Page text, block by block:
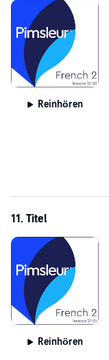
Reinhören
11. Titel
Reinhören